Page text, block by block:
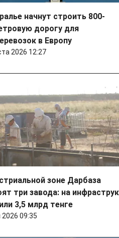
начнут строить 800-
дорогу для
в Европу
2026 12:27
зоне Дарбаза
три завода: на
3,5 млрд тенге
09:35